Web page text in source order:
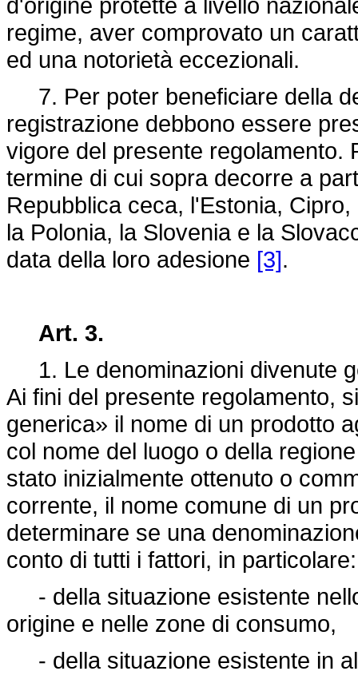
regime, aver comprovato un
ed una notorietà eccezionali.
7. Per poter beneficiare della
registrazione debbono essere
vigore del presente regolamento.
termine di cui sopra decorre a
Repubblica ceca, l'Estonia,
la Polonia, la Slovenia e la
data della loro adesione [3].
Art. 3.
1. Le denominazioni divenute
Ai fini del presente regolamento,
generica» il nome di un prodotto
col nome del luogo o della
stato inizialmente ottenuto o
corrente, il nome comune di un
determinare se una
conto di tutti i fattori, in particolare:
- della situazione esistente
origine e nelle zone di consumo,
- della situazione esistente in